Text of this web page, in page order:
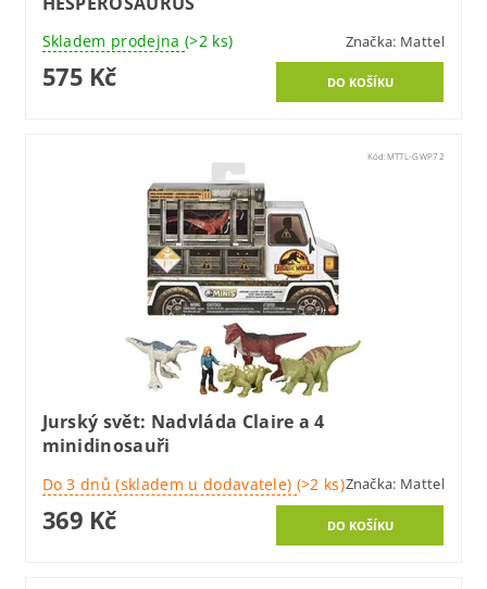
Skladem prodejna (>2 ks) Značka: Mattel
575 Kč
Kód:MTTL-GWP72
Jurský svět: Nadvláda Claire a 4
minidinosauři
Do 3 dnů (skladem u dodavatele) (>2 ks)Značka: Mattel
369 Kč